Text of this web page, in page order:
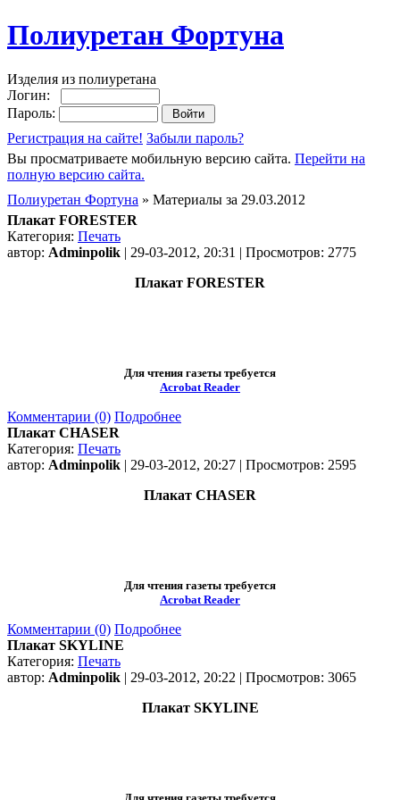
Полиуретан Фортуна
Изделия из полиуретана
Логин:
Пароль:
Регистрация на сайте! Забыли пароль?
Вы просматриваете мобильную версию сайта. Перейти на
полную версию сайта.
Полиуретан Фортуна » Материалы за 29.03.2012
Плакат FORESTER
Категория: Печать
автор: Adminpolik | 29-03-2012, 20:31 | Просмотров: 2775
Плакат FORESTER
Для чтения газеты требуется
Acrobat Reader
Комментарии (0) Подробнее
Плакат CHASER
Категория: Печать
автор: Adminpolik | 29-03-2012, 20:27 | Просмотров: 2595
Плакат CHASER
Для чтения газеты требуется
Acrobat Reader
Комментарии (0) Подробнее
Плакат SKYLINE
Категория: Печать
автор: Adminpolik | 29-03-2012, 20:22 | Просмотров: 3065
Плакат SKYLINE